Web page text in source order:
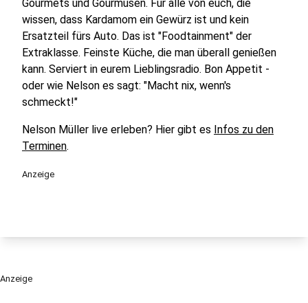
Gourmets und Gourmüsen. Für alle von euch, die
wissen, dass Kardamom ein Gewürz ist und kein
Ersatzteil fürs Auto. Das ist "Foodtainment" der
Extraklasse. Feinste Küche, die man überall genießen
kann. Serviert in eurem Lieblingsradio. Bon Appetit -
oder wie Nelson es sagt: "Macht nix, wenn's
schmeckt!"
Nelson Müller live erleben? Hier gibt es Infos zu den
Terminen.
Anzeige
Anzeige